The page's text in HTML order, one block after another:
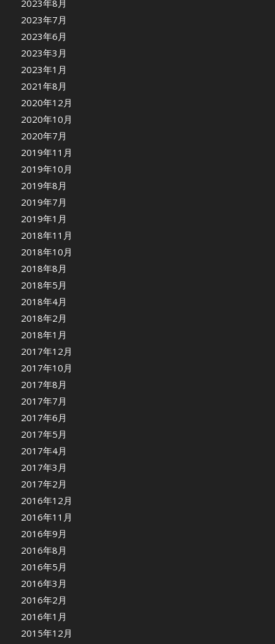
2023年8月
2023年7月
2023年6月
2023年3月
2023年1月
2021年8月
2020年12月
2020年10月
2020年7月
2019年11月
2019年10月
2019年8月
2019年7月
2019年1月
2018年11月
2018年10月
2018年8月
2018年5月
2018年4月
2018年2月
2018年1月
2017年12月
2017年10月
2017年8月
2017年7月
2017年6月
2017年5月
2017年4月
2017年3月
2017年2月
2016年12月
2016年11月
2016年9月
2016年8月
2016年5月
2016年3月
2016年2月
2016年1月
2015年12月